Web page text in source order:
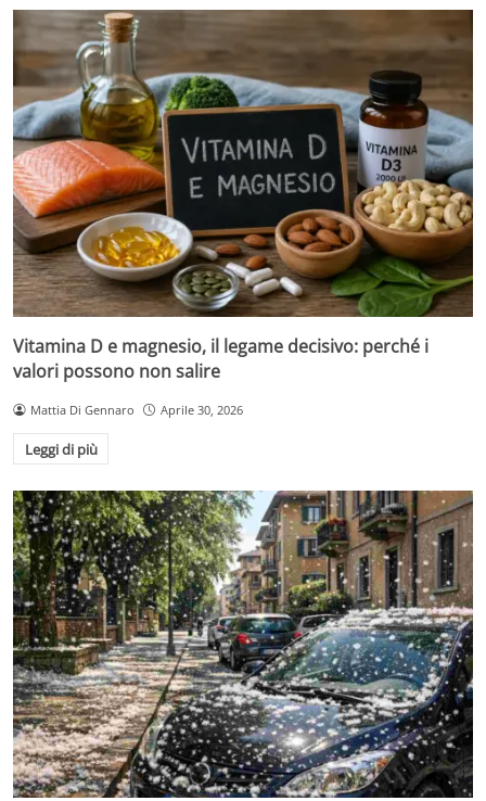
Vitamina D e magnesio, il legame decisivo: perché i
valori possono non salire
Mattia Di Gennaro Aprile 30, 2026
Leggi di più